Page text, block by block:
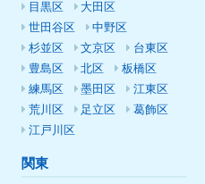
目黒区
大田区
世田谷区
中野区
杉並区
文京区
台東区
豊島区
北区
板橋区
練馬区
墨田区
江東区
荒川区
足立区
葛飾区
江戸川区
関東